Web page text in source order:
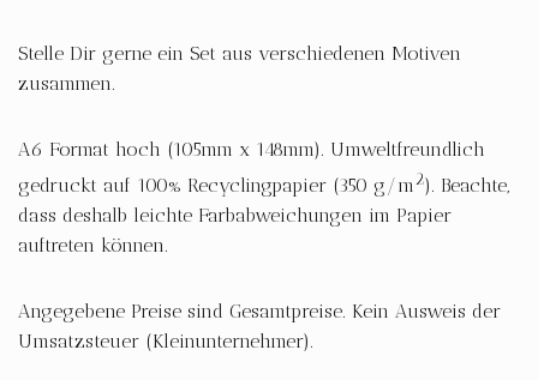
Stelle Dir gerne ein Set aus verschiedenen Motiven
zusammen.
A6 Format hoch (105mm x 148mm). Umweltfreundlich
gedruckt auf 100% Recyclingpapier (350 g/m2). Beachte,
dass deshalb leichte Farbabweichungen im Papier
auftreten können.
Angegebene Preise sind Gesamtpreise. Kein Ausweis der
Umsatzsteuer (Kleinunternehmer).